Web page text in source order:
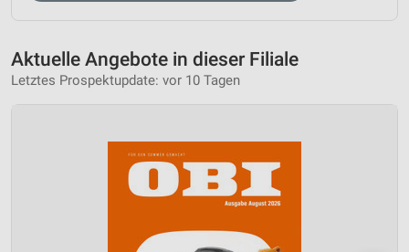
Aktuelle Angebote in dieser Filiale
Letztes Prospektupdate: vor 10 Tagen